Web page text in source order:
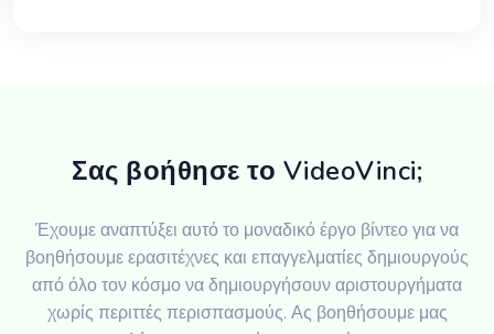
Σας βοήθησε το VideoVinci;
Έχουμε αναπτύξει αυτό το μοναδικό έργο βίντεο για να
βοηθήσουμε ερασιτέχνες και επαγγελματίες δημιουργούς
από όλο τον κόσμο να δημιουργήσουν αριστουργήματα
χωρίς περιττές περισπασμούς. Ας βοηθήσουμε μας